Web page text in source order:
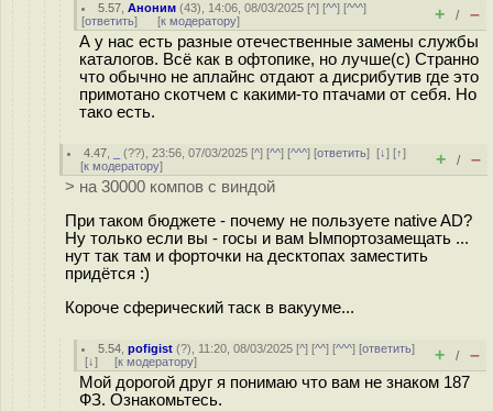
5.57 ,Аноним (43), 14:06, 08/03/2025 [^] [^^] [^^^]
[ответить] [к модератору] + / –
А у нас есть разные отечественные замены службы
каталогов. Всё как в офтопике, но лучше(с) Странно
что обычно не аплайнс отдают а дисрибутив где это
примотано скотчем с какими-то птачами от себя. Но
тако есть.
4.47 (??), 23:56, 07/03/2025 [^] [^^] [^^^] [ответить][↓] [↑]
[к модератору] + / –
> на 30000 компов с виндой
При таком бюджете - почему не пользуете native AD?
Ну только если вы - госы и вам Ымпортозамещать ...
нут так там и форточки на десктопах заместить
придётся :)
Короче сферический таск в вакууме...
5.54 ,pofigist (?), 11:20, 08/03/2025 [^] [^^] [^^^] [ответить]
[↓] [к модератору] + / –
Мой дорогой друг я понимаю что вам не знаком 187
ФЗ. Ознакомьтесь.